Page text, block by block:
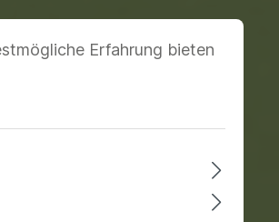
Erfahrung bieten